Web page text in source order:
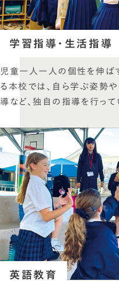
学習指導・生活指導
児童一人一人の個性を伸ば
る本校では、自ら学ぶ姿勢
導など、独自の指導を行って
英語教育